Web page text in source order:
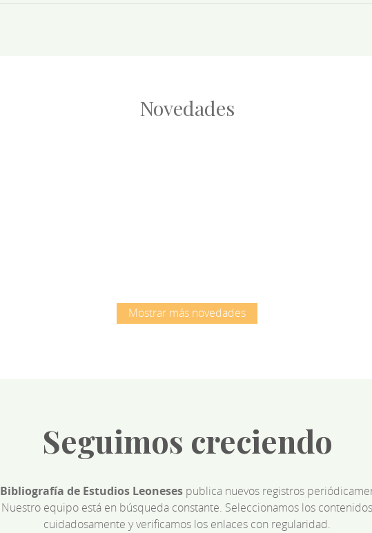
Novedades
Mostrar más novedades
Seguimos creciendo
Bibliografía de Estudios Leonesespublica nuevos registros
Nuestro equipo está en búsqueda constante. Seleccionamos los contenidos
cuidadosamente y verificamos los enlaces con regularidad.